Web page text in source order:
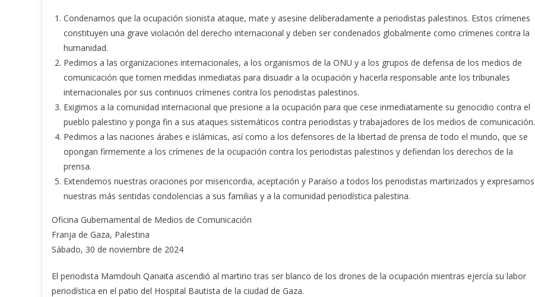
Condenamos que la ocupación sionista ataque, mate y asesine deliberadamente a periodistas palestinos. Estos crímenes
constituyen una grave violación del derecho internacional y deben ser condenados globalmente como crímenes contra la
humanidad.
Pedimos a las organizaciones internacionales, a los organismos de la ONU y a los grupos de defensa de los medios de
comunicación que tomen medidas inmediatas para disuadir a la ocupación y hacerla responsable ante los tribunales
internacionales por sus continuos crímenes contra los periodistas palestinos.
Exigimos a la comunidad internacional que presione a la ocupación para que cese inmediatamente su genocidio contra el
pueblo palestino y ponga fin a sus ataques sistemáticos contra periodistas y trabajadores de los medios de comunicación.
Pedimos a las naciones árabes e islámicas, así como a los defensores de la libertad de prensa de todo el mundo, que se
opongan firmemente a los crímenes de la ocupación contra los periodistas palestinos y defiendan los derechos de la
prensa.
Extendemos nuestras oraciones por misericordia, aceptación y Paraíso a todos los periodistas martirizados y expresamos
nuestras más sentidas condolencias a sus familias y a la comunidad periodística palestina.
Oficina Gubernamental de Medios de Comunicación
Franja de Gaza, Palestina
Sábado, 30 de noviembre de 2024
El periodista Mamdouh Qanaita ascendió al martirio tras ser blanco de los drones de la ocupación mientras ejercía su labor
periodística en el patio del Hospital Bautista de la ciudad de Gaza.